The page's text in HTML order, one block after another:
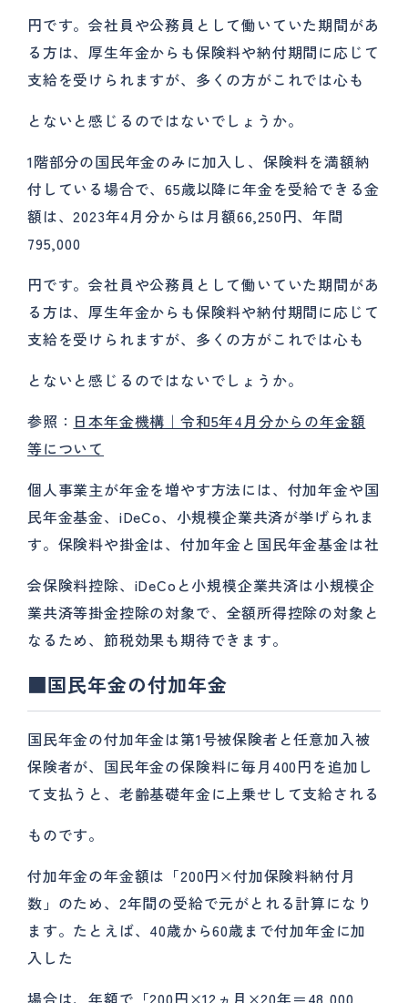
円です。会社員や公務員として働いていた期間があ
る方は、厚生年金からも保険料や納付期間に応じて
支給を受けられますが、多くの方がこれでは心も
とないと感じるのではないでしょうか。
1階部分の国民年金のみに加入し、保険料を満額納
付している場合で、65歳以降に年金を受給できる金
額は、2023年4月分からは月額66,250円、年間
795,000
円です。会社員や公務員として働いていた期間があ
る方は、厚生年金からも保険料や納付期間に応じて
支給を受けられますが、多くの方がこれでは心も
とないと感じるのではないでしょうか。
参照： 日本年金機構｜令和5年4月分からの年金額
等について
個人事業主が年金を増やす方法には、付加年金や国
民年金基金、iDeCo、小規模企業共済が挙げられま
す。保険料や掛金は、付加年金と国民年金基金は社
会保険料控除、iDeCoと小規模企業共済は小規模企
業共済等掛金控除の対象で、全額所得控除の対象と
なるため、節税効果も期待できます。
■国民年金の付加年金
国民年金の付加年金は第1号被保険者と任意加入被
保険者が、国民年金の保険料に毎月400円を追加し
て支払うと、老齢基礎年金に上乗せして支給される
ものです。
付加年金の年金額は「200円×付加保険料納付月
数」のため、2年間の受給で元がとれる計算になり
ます。たとえば、40歳から60歳まで付加年金に加
入した
場合は、年額で「200円×12ヵ月×20年＝48,000